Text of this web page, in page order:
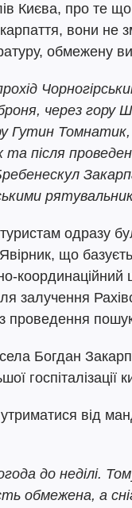
Києва, про те
вони не
обмежену
через гору
Гутин
після
одразу
що
залучення
Богдан
госпіталізації
від
до неділі.
обмежена, а